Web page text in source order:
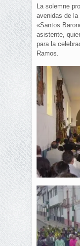
La solemne
avenidas de
«Santos
asistente,
para la
Ramos.